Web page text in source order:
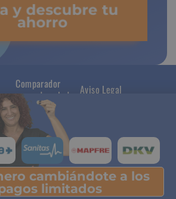
y descubre tu
ahorro
Comparador
seguros de salud
Aviso Legal
cambiándote a los
limitados
descubre tu ahorro